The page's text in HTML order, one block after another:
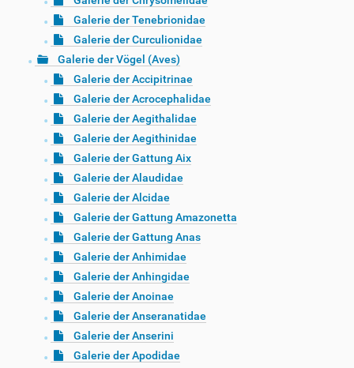
Galerie der Tenebrionidae
Galerie der Curculionidae
Galerie der Vögel (Aves)
Galerie der Accipitrinae
Galerie der Acrocephalidae
Galerie der Aegithalidae
Galerie der Aegithinidae
Galerie der Gattung Aix
Galerie der Alaudidae
Galerie der Alcidae
Galerie der Gattung Amazonetta
Galerie der Gattung Anas
Galerie der Anhimidae
Galerie der Anhingidae
Galerie der Anoinae
Galerie der Anseranatidae
Galerie der Anserini
Galerie der Apodidae